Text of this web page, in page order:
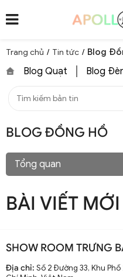
Trang chủ / Tin tức / Blog
Blog Quạt Blog
BLOG ĐỒNG HỒ
Tổng quan
BÀI VIẾT
SHOW ROOM TRƯNG
Địa chỉ: Số 2 Đường 33, Khu